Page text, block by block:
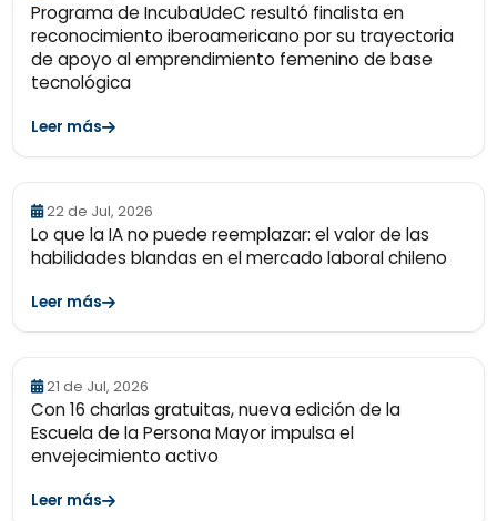
Programa de IncubaUdeC resultó finalista en
reconocimiento iberoamericano por su trayectoria
de apoyo al emprendimiento femenino de base
tecnológica
Leer más
22 de Jul, 2026
Lo que la IA no puede reemplazar: el valor de las
habilidades blandas en el mercado laboral chileno
Leer más
21 de Jul, 2026
Con 16 charlas gratuitas, nueva edición de la
Escuela de la Persona Mayor impulsa el
envejecimiento activo
Leer más